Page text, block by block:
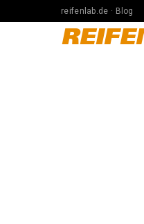
reifenlab.de · Blog